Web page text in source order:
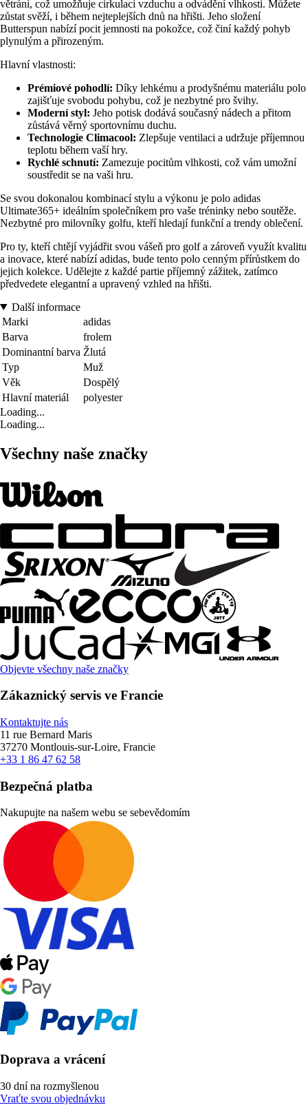
větrání, což umožňuje cirkulaci vzduchu a odvádění vlhkosti. Můžete
zůstat svěží, i během nejteplejších dnů na hřišti. Jeho složení
Butterspun nabízí pocit jemnosti na pokožce, což činí každý pohyb
plynulým a přirozeným.
Hlavní vlastnosti:
Prémiové pohodlí: Díky lehkému a prodyšnému materiálu polo
zajišťuje svobodu pohybu, což je nezbytné pro švihy.
Moderní styl: Jeho potisk dodává současný nádech a přitom
zůstává věrný sportovnímu duchu.
Technologie Climacool: Zlepšuje ventilaci a udržuje příjemnou
teplotu během vaší hry.
Rychlé schnutí: Zamezuje pocitům vlhkosti, což vám umožní
soustředit se na vaši hru.
Se svou dokonalou kombinací stylu a výkonu je polo adidas
Ultimate365+ ideálním společníkem pro vaše tréninky nebo soutěže.
Nezbytné pro milovníky golfu, kteří hledají funkční a trendy oblečení.
Pro ty, kteří chtějí vyjádřit svou vášeň pro golf a zároveň využít kvalitu
a inovace, které nabízí adidas, bude tento polo cenným přírůstkem do
jejich kolekce. Udělejte z každé partie příjemný zážitek, zatímco
předvedete elegantní a upravený vzhled na hřišti.
Další informace
Marki
adidas
Barva
frolem
Dominantní barva Žlutá
Typ
Muž
Věk
Dospělý
Hlavní materiál
polyester
Loading...
Loading...
Všechny naše značky
Objevte všechny naše značky
Zákaznický servis ve Francie
Kontaktujte nás
11 rue Bernard Maris
37270 Montlouis-sur-Loire, Francie
+33 1 86 47 62 58
Bezpečná platba
Nakupujte na našem webu se sebevědomím
Doprava a vrácení
30 dní na rozmyšlenou
Vraťte svou objednávku